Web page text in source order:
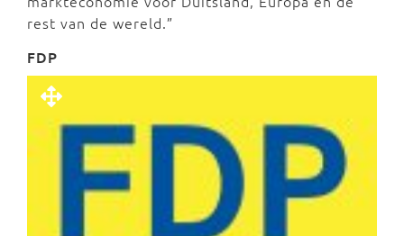
rest van de wereld.”
FDP